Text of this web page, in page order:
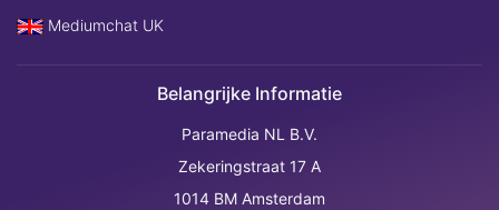
Mediumchat UK
Belangrijke Informatie
Paramedia NL B.V.
Zekeringstraat 17 A
1014 BM Amsterdam